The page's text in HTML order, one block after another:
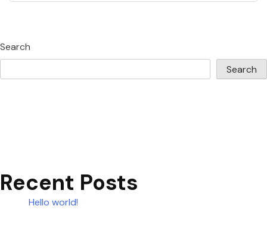
Search
Search
Recent Posts
Hello world!